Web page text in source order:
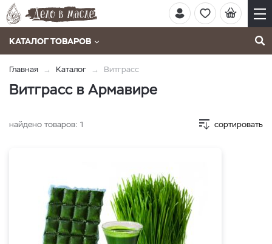
КАТАЛОГ ТОВАРОВ
Главная Каталог Витграсс
Витграсс в Армавире
найдено товаров: 1 сортировать